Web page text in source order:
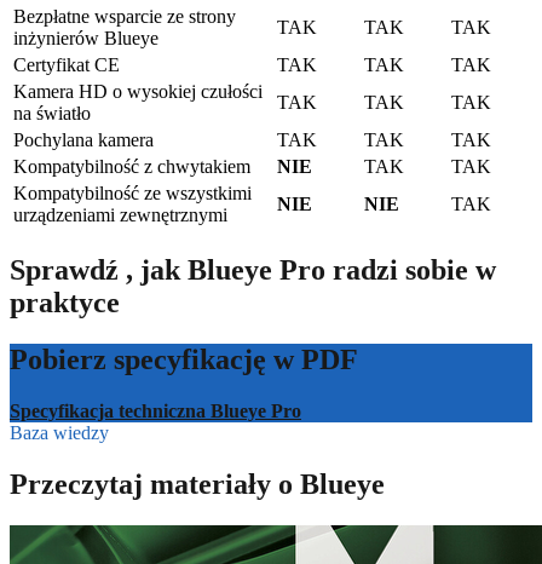
Bezpłatne wsparcie ze strony
inżynierów Blueye
TAK TAK
TAK
Certyfikat CE
TAK TAK
TAK
Kamera HD o wysokiej czułości
na światło
TAK TAK
TAK
Pochylana kamera
TAK TAK
TAK
Kompatybilność z chwytakiem
NIE TAK
TAK
Kompatybilność ze wszystkimi
urządzeniami zewnętrznymi
NIE NIE TAK
Sprawdź , jak Blueye Pro radzi sobie w
praktyce
Pobierz specyfikację w PDF
Specyfikacja techniczna Blueye Pro
Baza wiedzy
Przeczytaj materiały o Blueye